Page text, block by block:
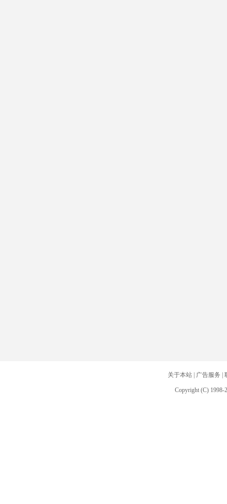
关于本站| 广告服务
Copyright (C) 1998-